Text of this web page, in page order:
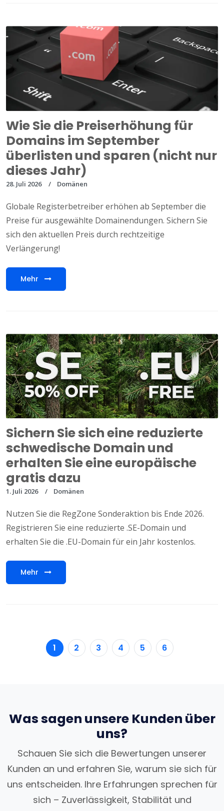
Wie Sie die Preiserhöhung für
Domains im September
überlisten und sparen (nicht nur
dieses Jahr)
28. Juli 2026 Domänen
Globale Registerbetreiber erhöhen ab September die
Preise für ausgewählte Domainendungen. Sichern Sie
sich den aktuellen Preis durch rechtzeitige
Verlängerung!
Mehr
Sichern Sie sich eine reduzierte
schwedische Domain und
erhalten Sie eine europäische
gratis dazu
1. Juli 2026 Domänen
Nutzen Sie die RegZone Sonderaktion bis Ende 2026.
Registrieren Sie eine reduzierte .SE-Domain und
erhalten Sie die .EU-Domain für ein Jahr kostenlos.
Mehr
1 2 3 4 5 6
Was sagen unsere Kunden über
uns?
Schauen Sie sich die Bewertungen unserer
Kunden an und erfahren Sie, warum sie sich für
uns entscheiden. Ihre Erfahrungen sprechen für
sich – Zuverlässigkeit, Stabilität und